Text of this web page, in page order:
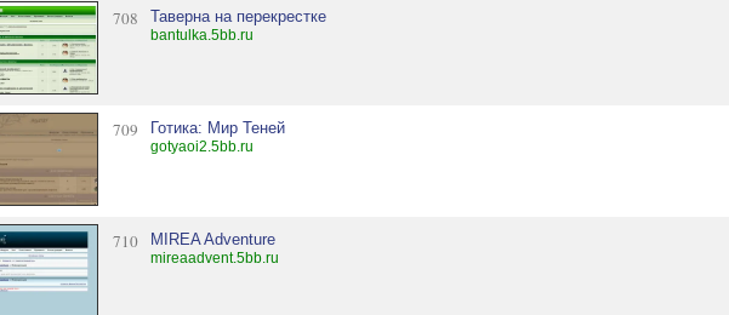
708 Таверна на перекрестке
bantulka.5bb.ru
709 Готика: Мир Теней
gotyaoi2.5bb.ru
710 MIREA Adventure
mireaadvent.5bb.ru